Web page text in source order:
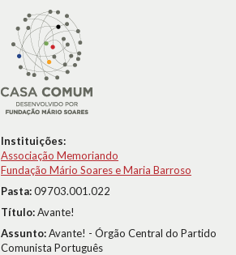
Instituições:
Associação Memoriando
Fundação Mário Soares e Maria Barroso
Pasta:09703.001.022
Título:Avante!
Assunto:Avante! - Órgão Central do Partido
Comunista Português